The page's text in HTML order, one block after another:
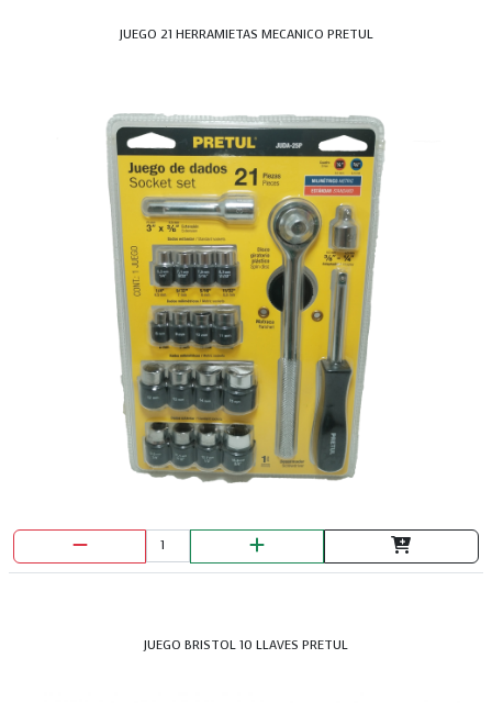
JUEGO 21 HERRAMIETAS MECANICO PRETUL
JUEGO BRISTOL 10 LLAVES PRETUL